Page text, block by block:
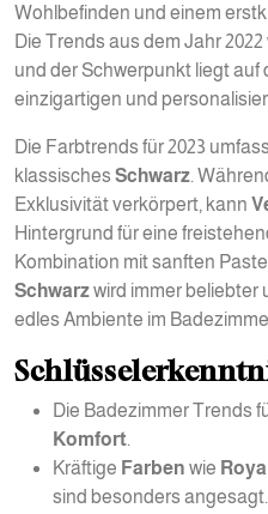
Wohlbefinden und einem
Die Trends aus dem Jahr
und der Schwerpunkt liegt auf
einzigartigen und
Die Farbtrends für 2023
klassisches Schwarz.
Exklusivität verkörpert, kann
Hintergrund für eine
Kombination mit sanften
Schwarzwird immer beliebter
edles Ambiente im
Die Badezimmer Trends
Komfort.
Kräftige Farben wie
sind besonders angesagt.